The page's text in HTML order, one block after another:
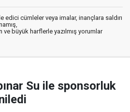
edici cümleler veya imalar, inançlara saldırı
ve büyük harflerle yazılmış yorumlar
Su ile sponsorluk